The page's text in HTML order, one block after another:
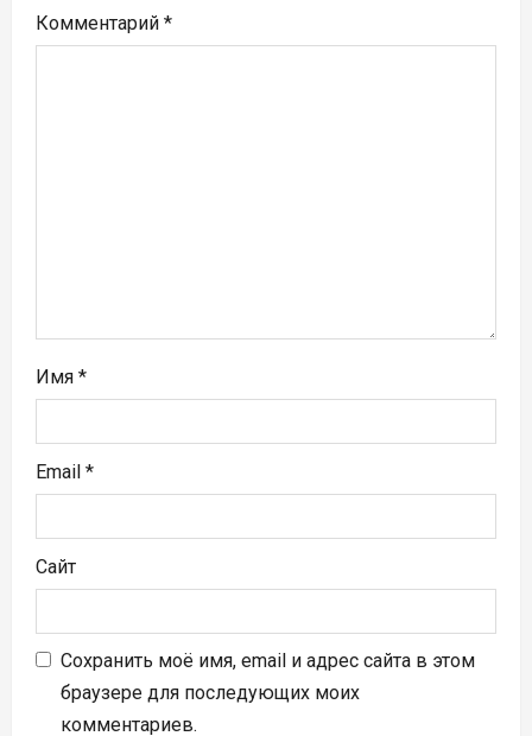
п
я
Комментарий *
Имя *
Email *
Сайт
Сохранить моё имя, email и адрес сайта в этом
браузере для последующих моих
комментариев.